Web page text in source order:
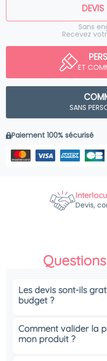
DEVIS
Sans
Recevez
ET
SANS
Paiement 100% sécurisé
Devis,
Les devis sont-ils
budget ?
Comment valider la
mon produit ?